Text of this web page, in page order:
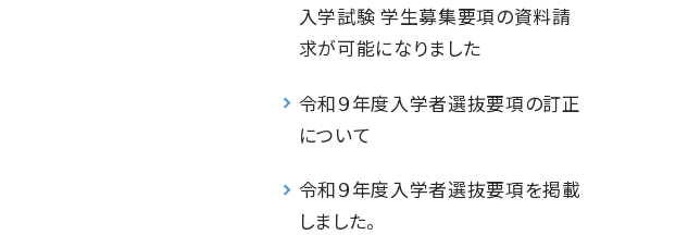
入学試験 学生募集要項の資料請
求が可能になりました
令和９年度入学者選抜要項の訂正
について
令和９年度入学者選抜要項を掲載
しました。